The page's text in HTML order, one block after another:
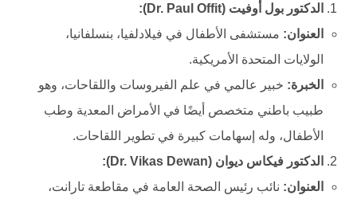
الدكتور بول أوفيت (Dr. Paul Offit):
العنوان: مستشفى الأطفال في فيلادلفيا، بنسلفانيا،
الولايات المتحدة الأمريكية.
الخبرة: خبير عالمي في علم الفيروسات واللقاحات، وهو
طبيب باطني متخصص أيضًا في الأمراض المعدية وطب
الأطفال، وله إسهامات كبيرة في تطوير اللقاحات.
الدكتور فيكاس ديوان (Dr. Vikas Dewan):
العنوان: نائب رئيس الصحة العامة في مقاطعة تارانت،